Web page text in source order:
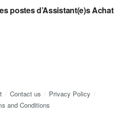
postes d’Assistant(e)s Achat
Contact us
Privacy Policy
and Conditions